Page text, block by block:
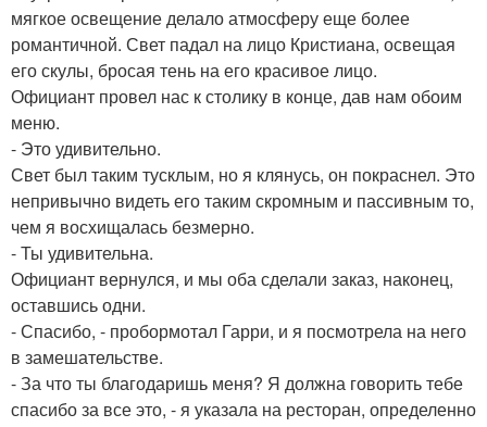
мягкое освещение делало атмосферу еще более
романтичной. Свет падал на лицо Кристиана, освещая
его скулы, бросая тень на его красивое лицо.
Официант провел нас к столику в конце, дав нам обоим
меню.
- Это удивительно.
Свет был таким тусклым, но я клянусь, он покраснел. Это
непривычно видеть его таким скромным и пассивным то,
чем я восхищалась безмерно.
- Ты удивительна.
Официант вернулся, и мы оба сделали заказ, наконец,
оставшись одни.
- Спасибо, - пробормотал Гарри, и я посмотрела на него
в замешательстве.
- За что ты благодаришь меня? Я должна говорить тебе
спасибо за все это, - я указала на ресторан, определенно